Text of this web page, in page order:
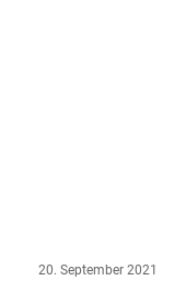
20. September 2021